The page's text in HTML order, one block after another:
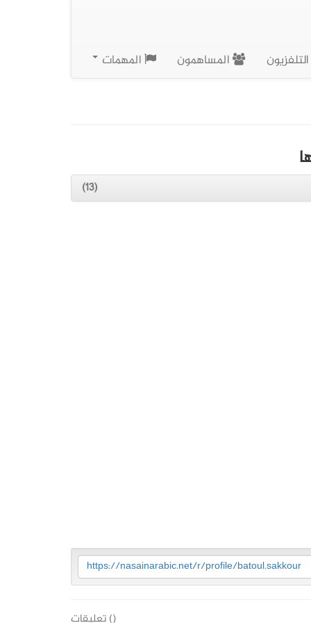
التلفزيون المساهمون المهمات
(13)
https://nasainarabic.net/r/profile/batoul.sakkour
() تعليقات